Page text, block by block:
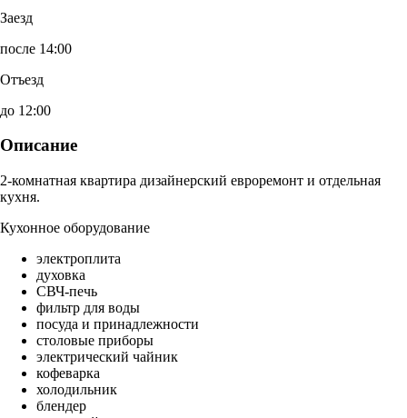
Заезд
после 14:00
Отъезд
до 12:00
Описание
2-комнатная квартира дизайнерский евроремонт и отдельная
кухня.
Кухонное оборудование
электроплита
духовка
СВЧ-печь
фильтр для воды
посуда и принадлежности
столовые приборы
электрический чайник
кофеварка
холодильник
блендер